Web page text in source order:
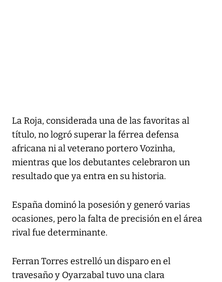
La Roja, considerada una de las favoritas al
título, no logró superar la férrea defensa
africana ni al veterano portero Vozinha,
mientras que los debutantes celebraron un
resultado que ya entra en su historia.
España dominó la posesión y generó varias
ocasiones, pero la falta de precisión en el área
rival fue determinante.
Ferran Torres estrelló un disparo en el
travesaño y Oyarzabal tuvo una clara